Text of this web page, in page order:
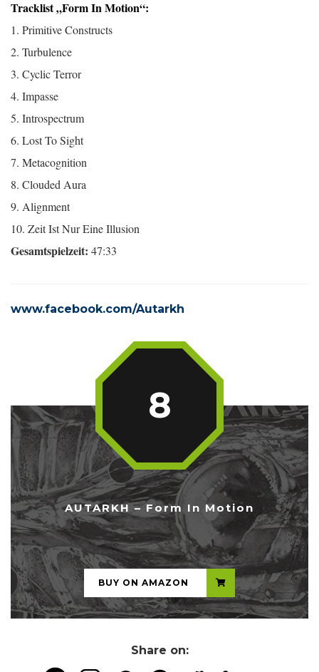
Tracklist „Form In Motion“:
1. Primitive Constructs
2. Turbulence
3. Cyclic Terror
4. Impasse
5. Introspectrum
6. Lost To Sight
7. Metacognition
8. Clouded Aura
9. Alignment
10. Zeit Ist Nur Eine Illusion
Gesamtspielzeit: 47:33
www.facebook.com/Autarkh
AUTARKH – Form In Motion
8
...
BUY ON AMAZON
Share on: